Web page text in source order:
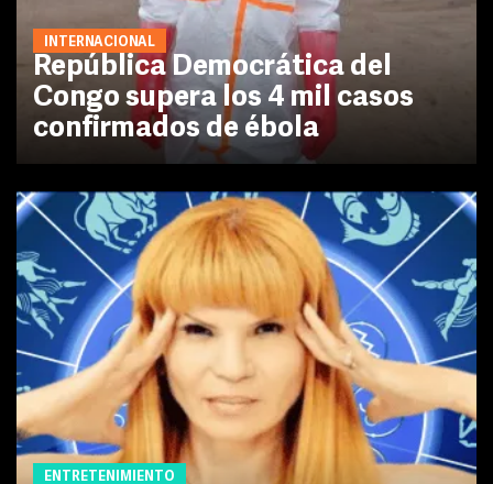
INTERNACIONAL
República Democrática del
Congo supera los 4 mil casos
confirmados de ébola
ENTRETENIMIENTO